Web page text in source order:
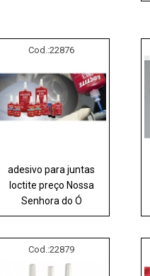
Cod.:22876
adesivo para juntas
loctite preço Nossa
Senhora do Ó
Cod.:22879